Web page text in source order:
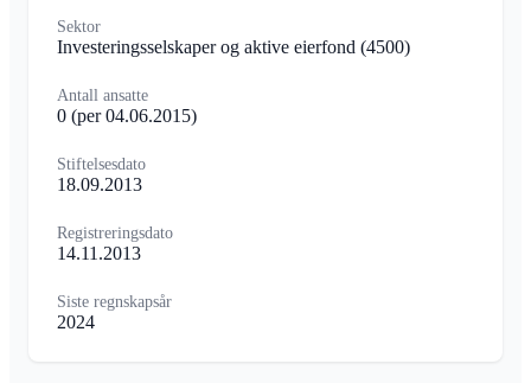
Sektor
Investeringsselskaper og aktive eierfond (4500)
Antall ansatte
0 (per 04.06.2015)
Stiftelsesdato
18.09.2013
Registreringsdato
14.11.2013
Siste regnskapsår
2024